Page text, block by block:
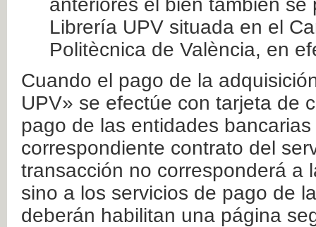
anteriores el bien también
Librería UPV situada en el
Politècnica de València, en
Cuando el pago de la
UPV» se efectúe con tarjeta de
pago de las entidades
correspondiente contrato del
transacción no corresponderá a
sino a los servicios de pago de
deberán habilitan una página